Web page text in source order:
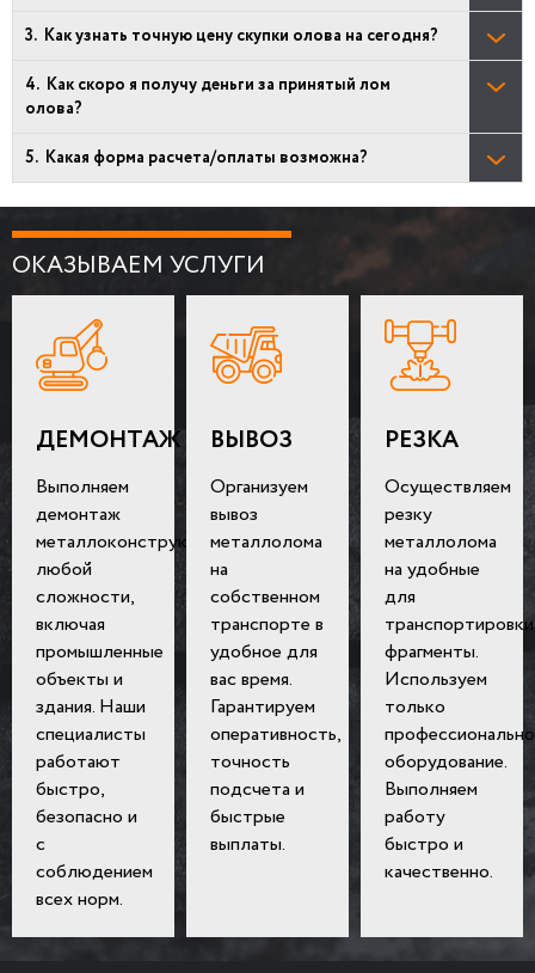
Как узнать точную цену скупки олова на сегодня?
Как скоро я получу деньги за принятый лом
олова?
Какая форма расчета/оплаты возможна?
ОКАЗЫВАЕМ УСЛУГИ
ДЕМОНТАЖ
Выполняем
демонтаж
металлоконструкций
любой
сложности,
включая
промышленные
объекты и
здания. Наши
специалисты
работают
быстро,
безопасно и
с
соблюдением
всех норм.
ВЫВОЗ
Организуем
вывоз
металлолома
на
собственном
транспорте в
удобное для
вас время.
Гарантируем
оперативность,
точность
подсчета и
быстрые
выплаты.
РЕЗКА
Осуществляем
резку
металлолома
на удобные
для
транспортировки
фрагменты.
Используем
только
оборудование.
Выполняем
работу
быстро и
качественно.